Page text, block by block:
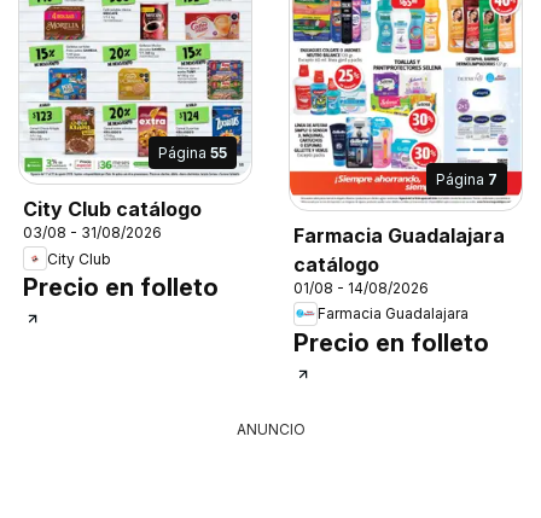
Página 55
City Club catálogo
03/08 - 31/08/2026
City Club
Precio en folleto
Página 7
Farmacia Guadalajara
catálogo
01/08 - 14/08/2026
Farmacia Guadalajara
Precio en folleto
ANUNCIO